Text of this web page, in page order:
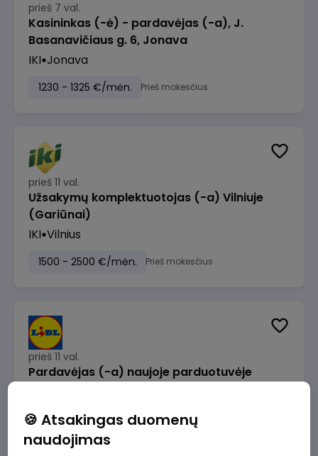
prieš 7 val.
Kasininkas (-ė) - pardavėjas (-a), J.
Basanavičiaus g. 6, Jonava
IKI Jonava
1230 - 1325 €/mėn. Prieš mokesčius
prieš 11 val.
Užsakymų komplektuotojas (-a) Vilniuje
(Gariūnai)
IKI Vilnius
1500 - 2500 €/mėn. Prieš mokesčius
prieš 11 val.
Pardavėjas (-a) naujoje parduotuvėje
1715 - 2170 €/mėn.
🍪 Atsakingas duomenų
naudojimas